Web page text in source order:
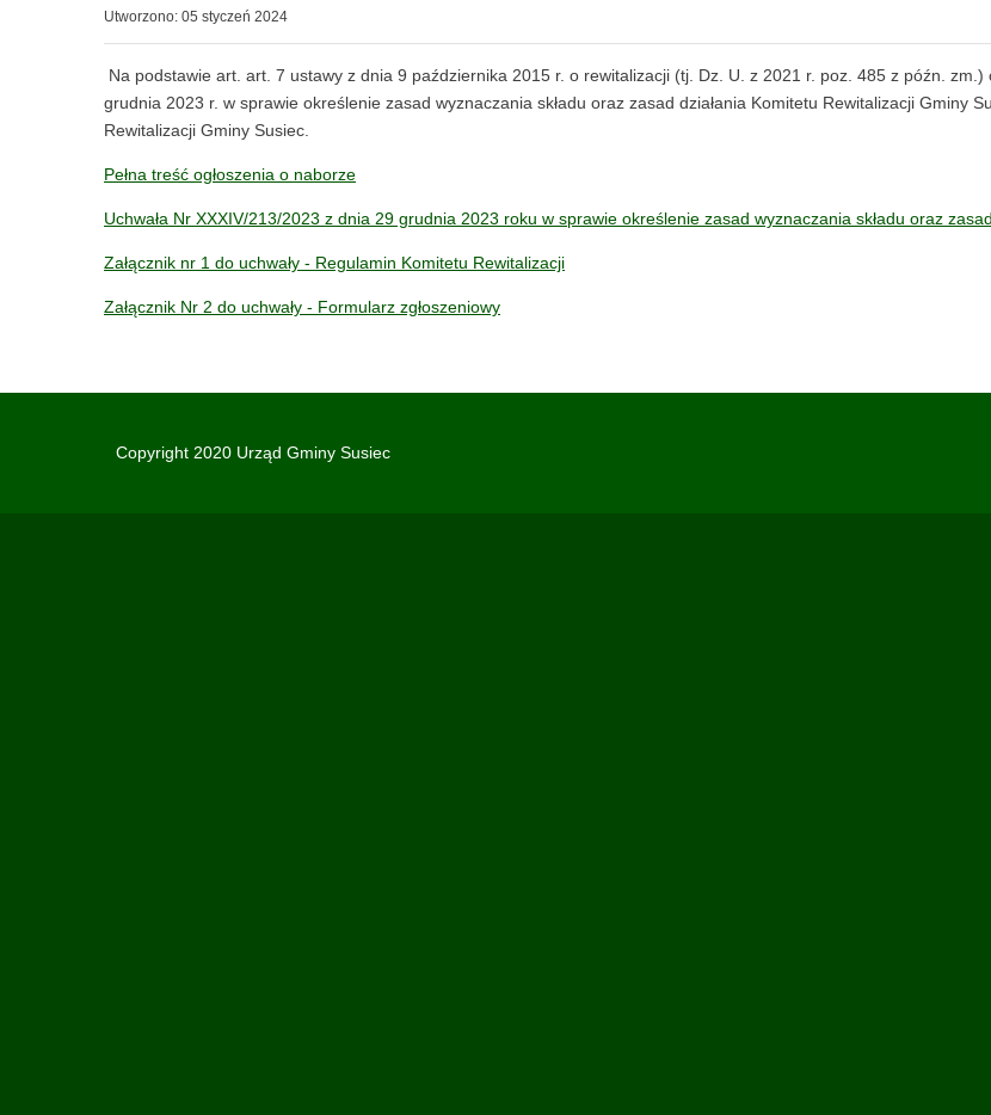
Utworzono: 05 styczeń 2024
Na podstawie art. art. 7 ustawy z dnia 9 października 2015 r. o rewitalizacji (tj. Dz. U. z 2021 r. poz. 485 z późn.
grudnia 2023 r. w sprawie określenie zasad wyznaczania składu oraz zasad działania Komitetu Rewitalizacji Gminy
Rewitalizacji Gminy Susiec.
Pełna treść ogłoszenia o naborze
Uchwała Nr XXXIV/213/2023 z dnia 29 grudnia 2023 roku w sprawie określenie zasad wyznaczania składu oraz
Załącznik nr 1 do uchwały - Regulamin Komitetu Rewitalizacji
Załącznik Nr 2 do uchwały - Formularz zgłoszeniowy
Copyright 2020 Urząd Gminy Susiec